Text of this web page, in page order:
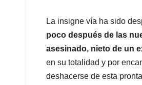
La insigne vía ha sido
poco después de las
asesinado, nieto de un
en su totalidad y por
deshacerse de esta